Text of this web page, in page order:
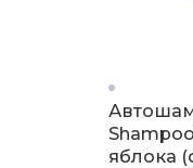
яблока